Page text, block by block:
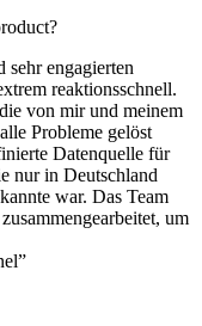
sehr engagierten
reaktionsschnell.
von mir und meinem
Probleme gelöst
Datenquelle für
nur in Deutschland
war. Das Team
um